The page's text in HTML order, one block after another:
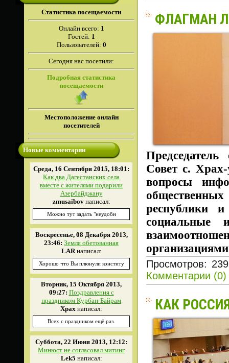
Cтатистика посещаемости
Онлайн всего: 1
Гостей: 1
Пользователей: 0
Сегодня нас посетили:
Подробная статистика
посещаемости
Местоположение онлайн
посетителей
Новые комментарии
Среда, 16 Сентября 2015, 18:01:
Как два Дагестанских села
вместе с жителями подарили
Азербайджану
zmusaibovнаписал:
Можно тут задать "неудобн
Воскресенье, 08 Декабря 2013,
23:46: Земля обетованная
LARнаписал:
Хорошо что Вы плюнули конститу
Вторник, 15 Октября 2013,
09:27: Поздравления с
праздником Курбан-Байрам
Xpax написал:
Всех с праздником ещё раз.
Суббота, 22 Июня 2013, 12:12:
Минюст не согласовал митинг
Lek5 написал:
ФЛАГМАН
Совет с.
вопросы
республики
социальные
Просмотров:
Комментарии (0)
КАК